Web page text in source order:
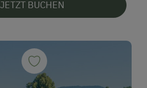
JETZT BUCHEN